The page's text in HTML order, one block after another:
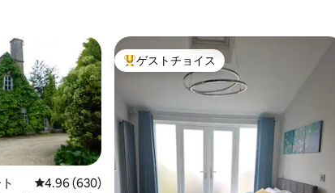
です。
レビュー630件、5つ星中4.96つ星の平均評価
4.96 (630)
大好評のゲストチョイスです。
ゲストチョイス